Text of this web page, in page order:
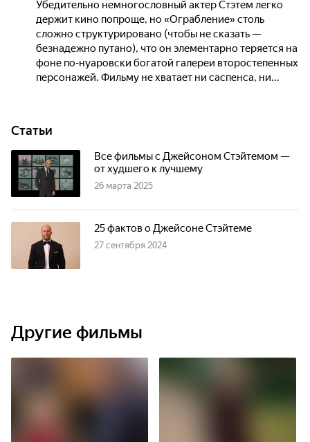
Убедительно немногословный актер Стэтем легко
держит кино попроще, но «Ограбление» столь
сложно структурировано (чтобы не сказать —
безнадежно путано), что он элементарно теряется на
фоне по-нуаровски богатой галереи второстепенных
персонажей. Фильму не хватает ни саспенса, ни...
Статьи
Все фильмы с Джейсоном Стэйтемом —
от худшего к лучшему
26 марта 2025
25 фактов о Джейсоне Стэйтеме
27 сентября 2024
Другие фильмы